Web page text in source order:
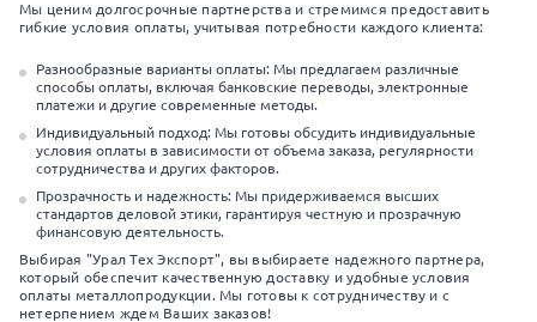
Мы ценим долгосрочные партнерства и стремимся предоставить
гибкие условия оплаты, учитывая потребности каждого клиента:
Разнообразные варианты оплаты: Мы предлагаем различные
способы оплаты, включая банковские переводы, электронные
платежи и другие современные методы.
Индивидуальный подход: Мы готовы обсудить индивидуальные
условия оплаты в зависимости от объема заказа, регулярности
сотрудничества и других факторов.
Прозрачность и надежность: Мы придерживаемся высших
стандартов деловой этики, гарантируя честную и прозрачную
финансовую деятельность.
Выбирая "Урал Тех Экспорт", вы выбираете надежного партнера,
который обеспечит качественную доставку и удобные условия
оплаты металлопродукции. Мы готовы к сотрудничеству и с
нетерпением ждем Ваших заказов!